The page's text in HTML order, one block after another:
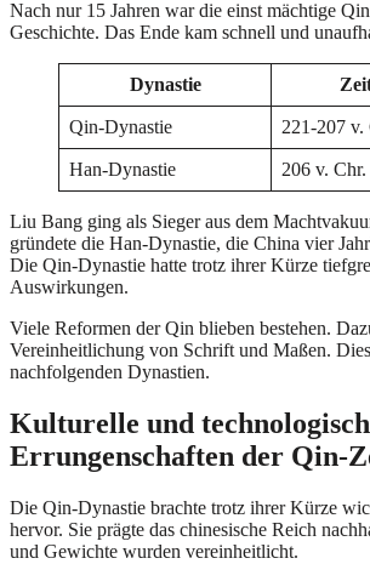
Nach nur 15 Jahren war die einst mächtige
Geschichte. Das Ende kam schnell und
Dynastie
Qin-Dynastie 221-207 v.
Han-Dynastie 206 v.
Liu Bang ging als Sieger aus dem
gründete die Han-Dynastie, die China vier
Die Qin-Dynastie hatte trotz ihrer Kürze
Auswirkungen.
Viele Reformen der Qin blieben bestehen.
Vereinheitlichung von Schrift und Maßen.
nachfolgenden Dynastien.
Kulturelle und
Errungenschaften der Qin-
Die Qin-Dynastie brachte trotz ihrer Kürze
hervor. Sie prägte das chinesische Reich
und Gewichte wurden vereinheitlicht.